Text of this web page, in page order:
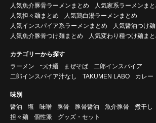
人気魚介豚骨ラーメンまとめ
人気家系ラーメンま
人気担々麺まとめ
人気鶏白湯ラーメンまとめ
人気インスパイア系ラーメンまとめ
人気醤油つけ
人気魚介豚骨つけ麺まとめ
人気変わり種つけ麺ま
カテゴリーから探す
ラーメン
つけ麺 まぜそば
二郎インスパイア
二郎インスパイア汁なし
TAKUMEN LABO カレー
味別
醤油
塩 味噌 豚骨 豚骨醤油 魚介豚骨 煮干し
担々麺
個性派 グッズ・セット